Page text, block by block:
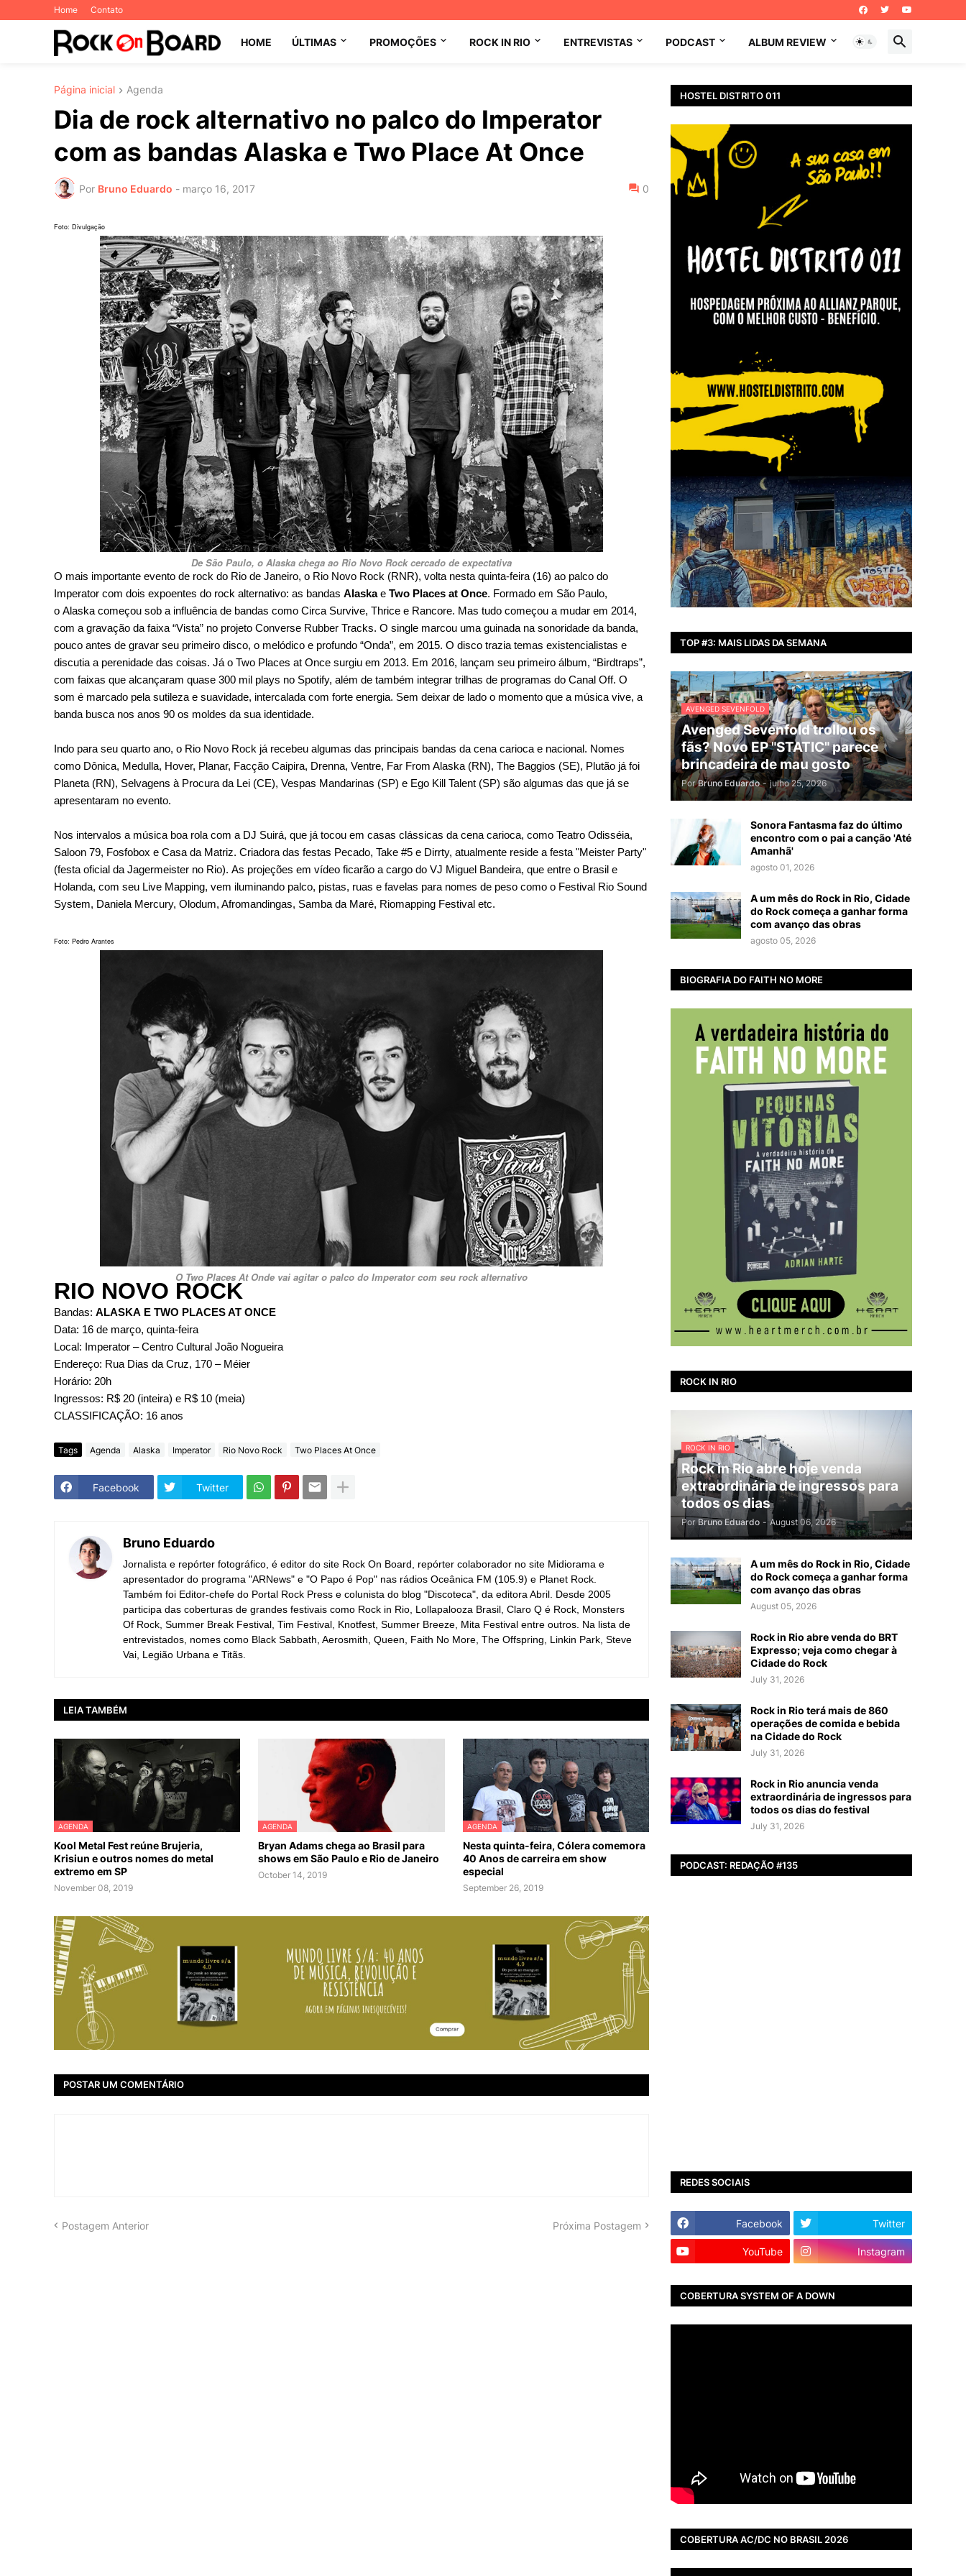
Home Contato
HOME ÚLTIMAS PROMOÇÕES ROCK IN RIO ENTREVISTAS PODCAST ALBUM REVIEW
Página inicial Agenda
Dia de rock alternativo no palco do Imperator
com as bandas Alaska e Two Place At Once
Por Bruno Eduardo - março 16, 2017 0
Foto: Divulgação
De São Paulo, o Alaska chega ao Rio Novo Rock cercado de expectativa
O mais importante evento de rock do Rio de Janeiro, o Rio Novo Rock (RNR), volta nesta quinta-feira (16) ao palco do
Imperator com dois expoentes do rock alternativo: as bandas Alaskae Two Places at Once. Formado em São Paulo,
o Alaska começou sob a influência de bandas como Circa Survive, Thrice e Rancore. Mas tudo começou a mudar em 2014,
com a gravação da faixa “Vista” no projeto Converse Rubber Tracks. O single marcou uma guinada na sonoridade da banda,
pouco antes de gravar seu primeiro disco, o melódico e profundo “Onda”, em 2015. O disco trazia temas existencialistas e
discutia a perenidade das coisas. Já o Two Places at Once surgiu em 2013. Em 2016, lançam seu primeiro álbum, “Birdtraps”,
com faixas que alcançaram quase 300 mil plays no Spotify, além de também integrar trilhas de programas do Canal Off. O
som é marcado pela sutileza e suavidade, intercalada com forte energia. Sem deixar de lado o momento que a música vive, a
banda busca nos anos 90 os moldes da sua identidade.
Indo para seu quarto ano, o Rio Novo Rock já recebeu algumas das principais bandas da cena carioca e nacional. Nomes
como Dônica, Medulla, Hover, Planar, Facção Caipira, Drenna, Ventre, Far From Alaska (RN), The Baggios (SE), Plutão já foi
Planeta (RN), Selvagens à Procura da Lei (CE), Vespas Mandarinas (SP) e Ego Kill Talent (SP) são algumas das que já se
apresentaram no evento.
Nos intervalos a música boa rola com a DJ Suirá, que já tocou em casas clássicas da cena carioca, como Teatro Odisséia,
Saloon 79, Fosfobox e Casa da Matriz. Criadora das festas Pecado, Take #5 e Dirrty, atualmente reside a festa "Meister Party"
(festa oficial da Jagermeister no Rio). As projeções em vídeo ficarão a cargo do VJ Miguel Bandeira, que entre o Brasil e
Holanda, com seu Live Mapping, vem iluminando palco, pistas, ruas e favelas para nomes de peso como o Festival Rio Sound
System, Daniela Mercury, Olodum, Afromandingas, Samba da Maré, Riomapping Festival etc.
Foto: Pedro Arantes
O Two Places At Onde vai agitar o palco do Imperator com seu rock alternativo
RIO NOVO ROCK
Bandas: ALASKA E TWO PLACES AT ONCE
Data: 16 de março, quinta-feira
Local: Imperator – Centro Cultural João Nogueira
Endereço: Rua Dias da Cruz, 170 – Méier
Horário: 20h
Ingressos: R$ 20 (inteira) e R$ 10 (meia)
CLASSIFICAÇÃO: 16 anos
Tags Agenda Alaska Imperator Rio Novo Rock Two Places At Once
Facebook Twitter
Bruno Eduardo
Jornalista e repórter fotográfico, é editor do site Rock On Board, repórter colaborador no site Midiorama e
apresentador do programa "ARNews" e "O Papo é Pop" nas rádios Oceânica FM (105.9) e Planet Rock.
Também foi Editor-chefe do Portal Rock Press e colunista do blog "Discoteca", da editora Abril. Desde 2005
participa das coberturas de grandes festivais como Rock in Rio, Lollapalooza Brasil, Claro Q é Rock, Monsters
Of Rock, Summer Break Festival, Tim Festival, Knotfest, Summer Breeze, Mita Festival entre outros. Na lista de
entrevistados, nomes como Black Sabbath, Aerosmith, Queen, Faith No More, The Offspring, Linkin Park, Steve
Vai, Legião Urbana e Titãs.
LEIA TAMBÉM
AGENDA
Kool Metal Fest reúne Brujeria,
Krisiun e outros nomes do metal
extremo em SP
November 08, 2019
AGENDA
Bryan Adams chega ao Brasil para
shows em São Paulo e Rio de Janeiro
October 14, 2019
AGENDA
Nesta quinta-feira, Cólera comemora
40 Anos de carreira em show
especial
September 26, 2019
POSTAR UM COMENTÁRIO
Postagem Anterior Próxima Postagem
HOSTEL DISTRITO 011
TOP #3: MAIS LIDAS DA SEMANA
AVENGED SEVENFOLD
Avenged Sevenfold trollou os
fãs? Novo EP "STATIC" parece
brincadeira de mau gosto
Por Bruno Eduardo - julho 25, 2026
Sonora Fantasma faz do último
encontro com o pai a canção 'Até
Amanhã'
agosto 01, 2026
A um mês do Rock in Rio, Cidade
do Rock começa a ganhar forma
com avanço das obras
agosto 05, 2026
BIOGRAFIA DO FAITH NO MORE
ROCK IN RIO
ROCK IN RIO
Rock in Rio abre hoje venda
extraordinária de ingressos para
todos os dias
Por Bruno Eduardo - August 06, 2026
A um mês do Rock in Rio, Cidade
do Rock começa a ganhar forma
com avanço das obras
August 05, 2026
Rock in Rio abre venda do BRT
Expresso; veja como chegar à
Cidade do Rock
July 31, 2026
Rock in Rio terá mais de 860
operações de comida e bebida
na Cidade do Rock
July 31, 2026
Rock in Rio anuncia venda
extraordinária de ingressos para
todos os dias do festival
July 31, 2026
PODCAST: REDAÇÃO #135
REDES SOCIAIS
Facebook Twitter
YouTube Instagram
COBERTURA SYSTEM OF A DOWN
COBERTURA AC/DC NO BRASIL 2026